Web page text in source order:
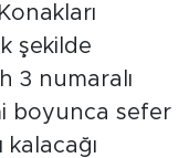
şekilde
3 numaralı
boyunca sefer
kalacağı